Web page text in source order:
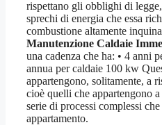
rispettano gli obblighi di
sprechi di energia che essa
combustione altamente
Manutenzione Caldaie
una cadenza che ha: • 4 anni
annua per caldaie 100 kw
appartengono, solitamente, a
cioè quelli che appartengono
serie di processi complessi
appartamento.